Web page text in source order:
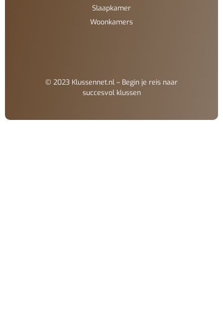
Slaapkamer
Woonkamers
© 2023 Klussennet.nl – Begin je reis naar
succesvol klussen